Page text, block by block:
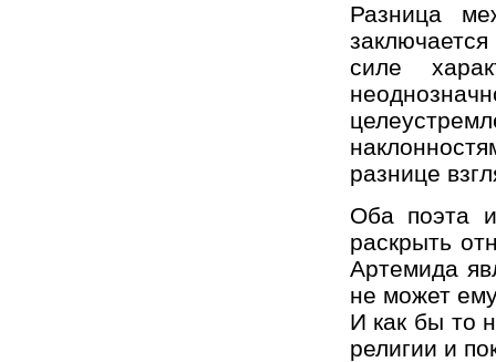
Разница
силе
разнице
Оба поэта
раскрыть
Артемида
не может
И как бы то
религии и